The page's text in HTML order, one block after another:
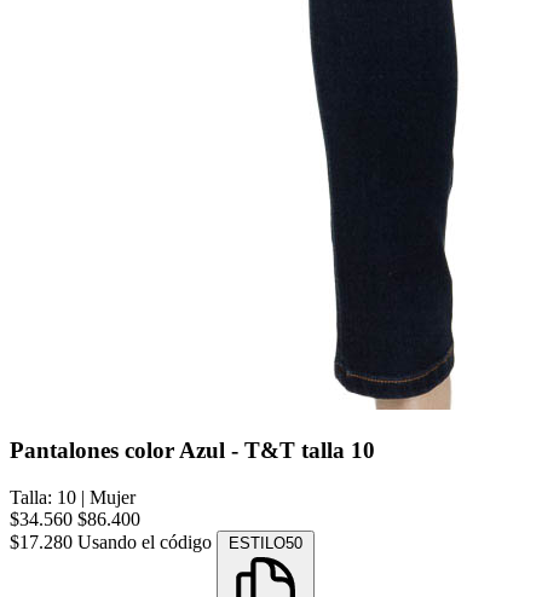
Pantalones color Azul - T&T talla 10
Talla: 10 | Mujer
$34.560 $86.400
$17.280 Usando el código ESTILO50